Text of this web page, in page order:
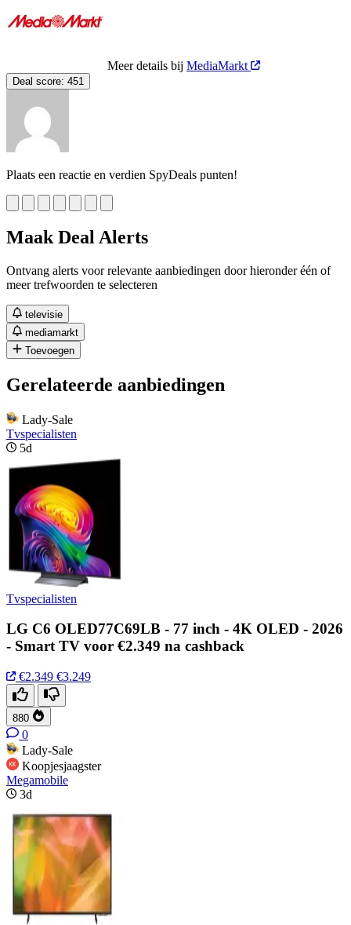
Meer details bij MediaMarkt
Deal score: 451
Plaats een reactie en verdien SpyDeals punten!
Maak Deal Alerts
Ontvang alerts voor relevante aanbiedingen door hieronder één of
meer trefwoorden te selecteren
televisie
mediamarkt
Toevoegen
Gerelateerde aanbiedingen
Lady-Sale
Tvspecialisten
5d
Tvspecialisten
LG C6 OLED77C69LB - 77 inch - 4K OLED - 2026
- Smart TV voor €2.349 na cashback
€2.349 €3.249
880
0
Lady-Sale
Koopjesjaagster
Megamobile
3d